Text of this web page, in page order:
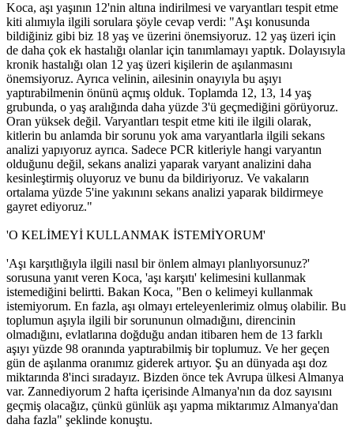
Koca, aşı yaşının 12'nin altına indirilmesi ve varyantları tespit etme
kiti alımıyla ilgili sorulara şöyle cevap verdi: "Aşı konusunda
bildiğiniz gibi biz 18 yaş ve üzerini önemsiyoruz. 12 yaş üzeri için
de daha çok ek hastalığı olanlar için tanımlamayı yaptık. Dolayısıyla
kronik hastalığı olan 12 yaş üzeri kişilerin de aşılanmasını
önemsiyoruz. Ayrıca velinin, ailesinin onayıyla bu aşıyı
yaptırabilmenin önünü açmış olduk. Toplamda 12, 13, 14 yaş
grubunda, o yaş aralığında daha yüzde 3'ü geçmediğini görüyoruz.
Oran yüksek değil. Varyantları tespit etme kiti ile ilgili olarak,
kitlerin bu anlamda bir sorunu yok ama varyantlarla ilgili sekans
analizi yapıyoruz ayrıca. Sadece PCR kitleriyle hangi varyantın
olduğunu değil, sekans analizi yaparak varyant analizini daha
kesinleştirmiş oluyoruz ve bunu da bildiriyoruz. Ve vakaların
ortalama yüzde 5'ine yakınını sekans analizi yaparak bildirmeye
gayret ediyoruz."
'O KELİMEYİ KULLANMAK İSTEMİYORUM'
'Aşı karşıtlığıyla ilgili nasıl bir önlem almayı planlıyorsunuz?'
sorusuna yanıt veren Koca, 'aşı karşıtı' kelimesini kullanmak
istemediğini belirtti. Bakan Koca, "Ben o kelimeyi kullanmak
istemiyorum. En fazla, aşı olmayı erteleyenlerimiz olmuş olabilir. Bu
toplumun aşıyla ilgili bir sorununun olmadığını, direncinin
olmadığını, evlatlarına doğduğu andan itibaren hem de 13 farklı
aşıyı yüzde 98 oranında yaptırabilmiş bir toplumuz. Ve her geçen
gün de aşılanma oranımız giderek artıyor. Şu an dünyada aşı doz
miktarında 8'inci sıradayız. Bizden önce tek Avrupa ülkesi Almanya
var. Zannediyorum 2 hafta içerisinde Almanya'nın da doz sayısını
geçmiş olacağız, çünkü günlük aşı yapma miktarımız Almanya'dan
daha fazla" şeklinde konuştu.